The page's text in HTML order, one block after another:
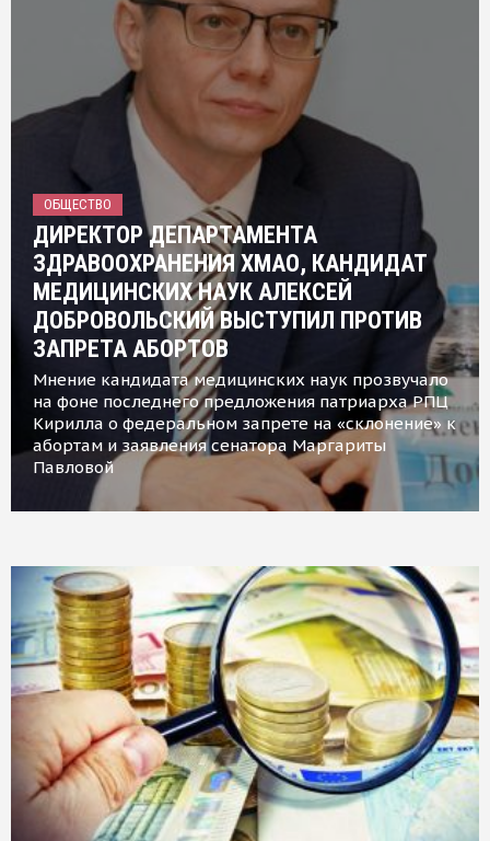
ОБЩЕСТВО
ДИРЕКТОР ДЕПАРТАМЕНТА
ЗДРАВООХРАНЕНИЯ ХМАО, КАНДИДАТ
МЕДИЦИНСКИХ НАУК АЛЕКСЕЙ
ДОБРОВОЛЬСКИЙ ВЫСТУПИЛ ПРОТИВ
ЗАПРЕТА АБОРТОВ
Мнение кандидата медицинских наук прозвучало
на фоне последнего предложения патриарха РПЦ
Кирилла о федеральном запрете на «склонение» к
абортам и заявления сенатора Маргариты
Павловой